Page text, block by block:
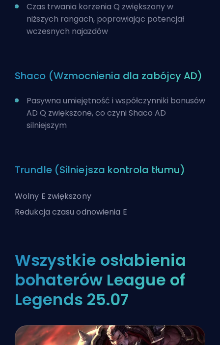
Czas trwania korzenia Q zwiększony w
niższych rangach, poprawiając potencjał
wczesnych najazdów
Shaco (Wzmocnienia dla zabójcy AD)
Pasywna umiejętność i współczynniki bonusów
AD Q zwiększone, co czyni Shaco AD
silniejszym
Trundle (Silniejsza kontrola tłumu)
Wolny E zwiększony
Redukcja czasu odnowienia E
Wszystkie osłabienia
bohaterów League of
Legends 25.07